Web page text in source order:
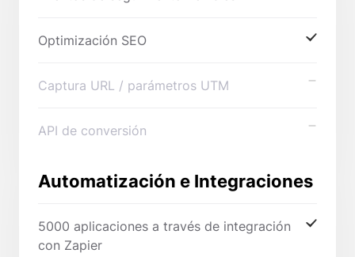
Optimización SEO
Captura URL / parámetros UTM
API de conversión
Automatización e Integraciones
5000 aplicaciones a través de integración
con Zapier